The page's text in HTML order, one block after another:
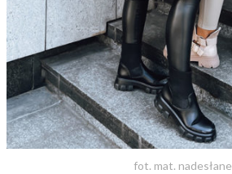
fot. mat. nadesłane